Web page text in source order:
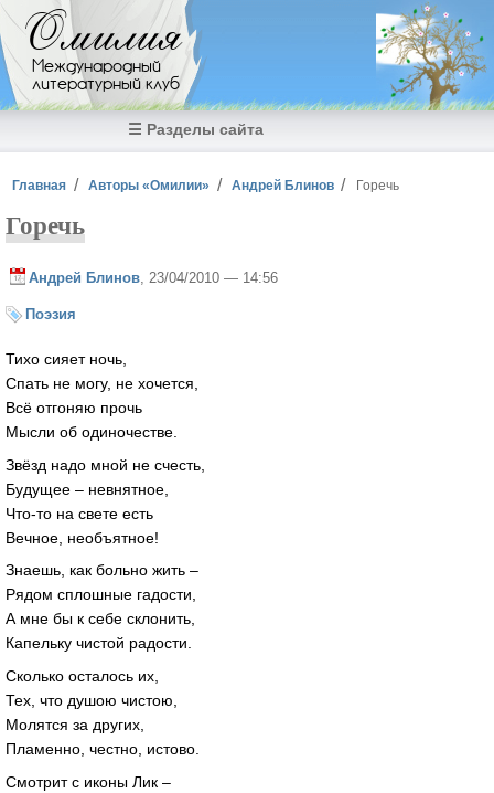
Перейти к основному содержанию
Омилия
Международный
литературный клуб
☰ Разделы сайта
Вы здесь
Главная Авторы «Омилии» Андрей Блинов Горечь
Горечь
Андрей Блинов , 23/04/2010 — 14:56
Поэзия
Тихо сияет ночь,
Спать не могу, не хочется,
Всё отгоняю прочь
Мысли об одиночестве.
Звёзд надо мной не счесть,
Будущее – невнятное,
Что-то на свете есть
Вечное, необъятное!
Знаешь, как больно жить –
Рядом сплошные гадости,
А мне бы к себе склонить,
Капельку чистой радости.
Сколько осталось их,
Тех, что душою чистою,
Молятся за других,
Пламенно, честно, истово.
Смотрит с иконы Лик –